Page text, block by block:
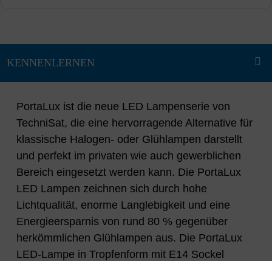
PortaLux ist die neue LED Lampenserie von
TechniSat, die eine hervorragende Alternative für
klassische Halogen- oder Glühlampen darstellt
und perfekt im privaten wie auch gewerblichen
Bereich eingesetzt werden kann. Die PortaLux
LED Lampen zeichnen sich durch hohe
Lichtqualität, enorme Langlebigkeit und eine
Energieersparnis von rund 80 % gegenüber
herkömmlichen Glühlampen aus. Die PortaLux
LED-Lampe in Tropfenform mit E14 Sockel